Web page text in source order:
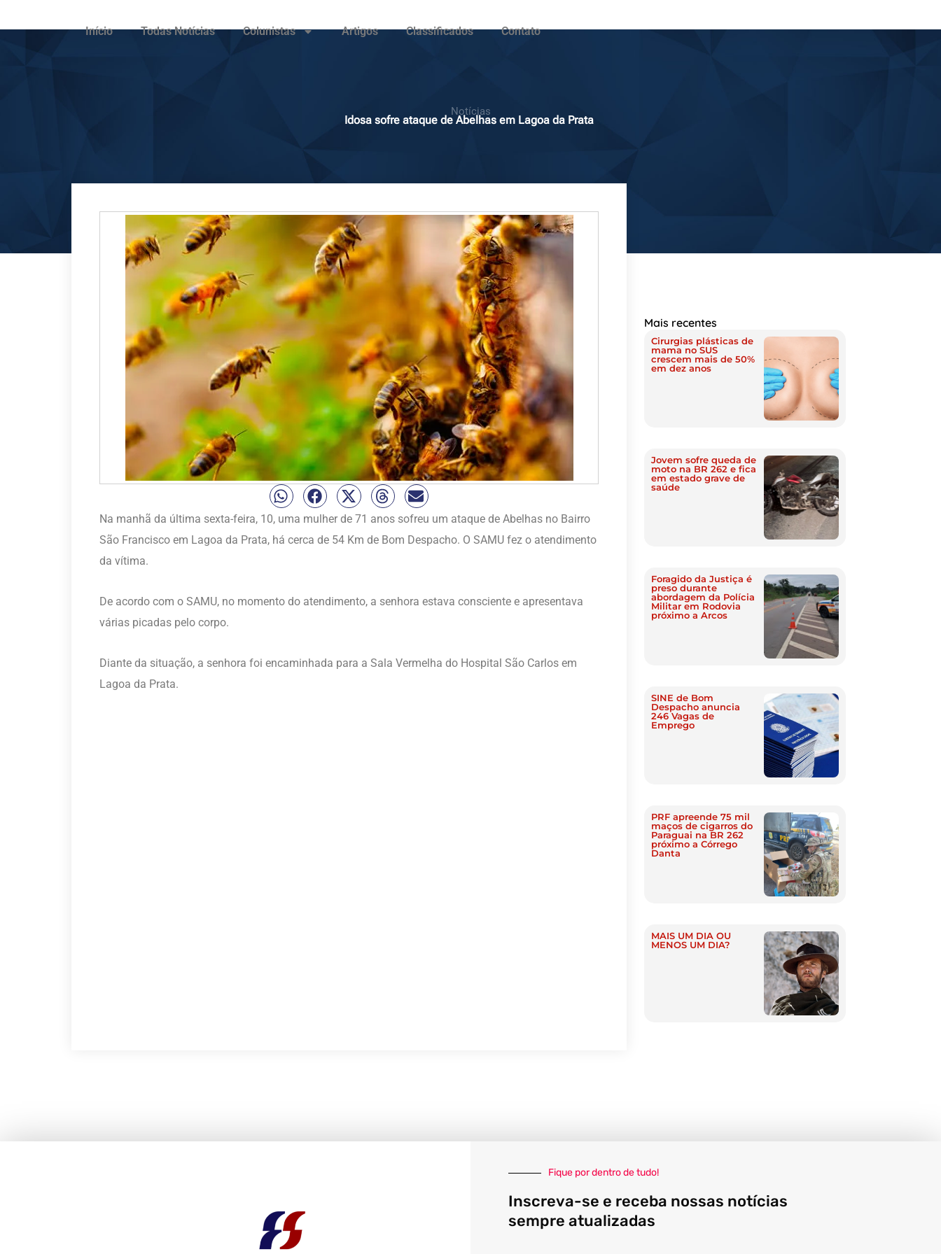
Início Todas Notícias Colunistas Artigos Classificados Contato
Notícias
Idosa sofre ataque de Abelhas em Lagoa da Prata
Na manhã da última sexta-feira, 10, uma mulher de 71 anos sofreu um ataque de Abelhas no Bairro
São Francisco em Lagoa da Prata, há cerca de 54 Km de Bom Despacho. O SAMU fez o atendimento
da vítima.
De acordo com o SAMU, no momento do atendimento, a senhora estava consciente e apresentava
várias picadas pelo corpo.
Diante da situação, a senhora foi encaminhada para a Sala Vermelha do Hospital São Carlos em
Lagoa da Prata.
Mais recentes
Cirurgias plásticas de
mama no SUS
crescem mais de 50%
em dez anos
Jovem sofre queda de
moto na BR 262 e fica
em estado grave de
saúde
Foragido da Justiça é
preso durante
abordagem da Polícia
Militar em Rodovia
próximo a Arcos
SINE de Bom
Despacho anuncia
246 Vagas de
Emprego
PRF apreende 75 mil
maços de cigarros do
Paraguai na BR 262
próximo a Córrego
Danta
MAIS UM DIA OU
MENOS UM DIA?
Fique por dentro de tudo!
Inscreva-se e receba nossas notícias
sempre atualizadas